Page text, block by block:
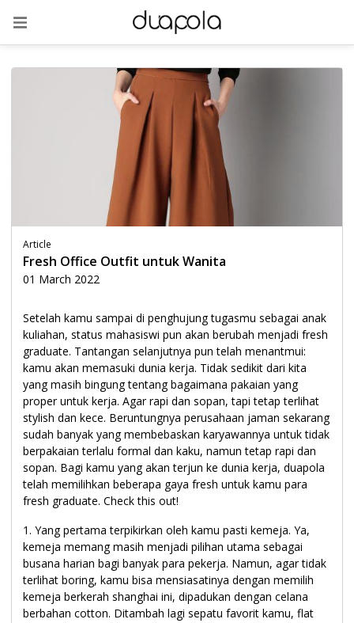
Article
Fresh Office Outfit untuk Wanita
01 March 2022
Setelah kamu sampai di penghujung tugasmu sebagai anak
kuliahan, status mahasiswi pun akan berubah menjadi fresh
graduate. Tantangan selanjutnya pun telah menantmui:
kamu akan memasuki dunia kerja. Tidak sedikit dari kita
yang masih bingung tentang bagaimana pakaian yang
proper untuk kerja. Agar rapi dan sopan, tapi tetap terlihat
stylish dan kece. Beruntungnya perusahaan jaman sekarang
sudah banyak yang membebaskan karyawannya untuk tidak
berpakaian terlalu formal dan kaku, namun tetap rapi dan
sopan. Bagi kamu yang akan terjun ke dunia kerja, duapola
telah memilihkan beberapa gaya fresh untuk kamu para
fresh graduate. Check this out!
1. Yang pertama terpikirkan oleh kamu pasti kemeja. Ya,
kemeja memang masih menjadi pilihan utama sebagai
busana harian bagi banyak para pekerja. Namun, agar tidak
terlihat boring, kamu bisa mensiasatinya dengan memilih
kemeja berkerah shanghai ini, dipadukan dengan celana
berbahan cotton. Ditambah lagi sepatu favorit kamu, flat